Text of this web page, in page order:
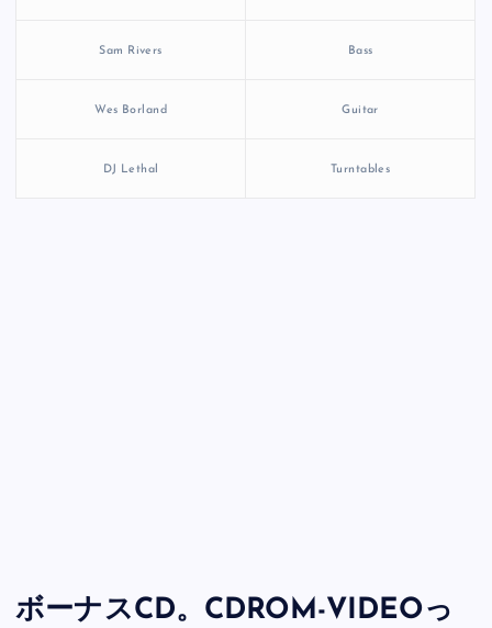
Sam Rivers Bass
Wes Borland Guitar
DJ Lethal Turntables
ボーナスCD。CDROM-VIDEOっ